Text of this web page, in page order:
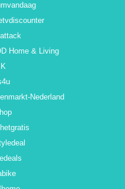
Home & Living
Nederland